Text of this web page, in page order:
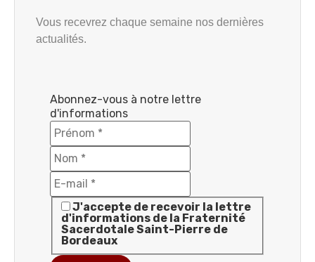
Vous recevrez chaque semaine nos dernières
actualités.
Abonnez-vous à notre lettre
d'informations
J'accepte de recevoir la lettre
d'informations de la Fraternité
Sacerdotale Saint-Pierre de
Bordeaux